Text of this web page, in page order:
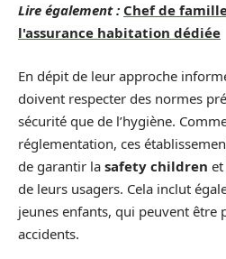
Lire également : Chef de
l'assurance habitation dédiée
En dépit de leur approche
doivent respecter des normes
sécurité que de l’hygiène.
réglementation, ces
de garantir la safety children
de leurs usagers. Cela inclut
jeunes enfants, qui peuvent être
accidents.